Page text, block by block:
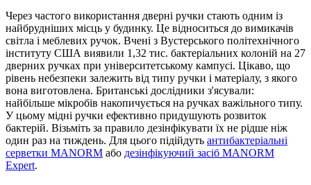
Через частого використання дверні ручки стають одним із
найбрудніших місць у будинку. Це відноситься до вимикачів
світла і меблевих ручок. Вчені з Вустерського політехнічного
інституту США виявили 1,32 тис. бактеріальних колоній на 27
дверних ручках при університетському кампусі. Цікаво, що
рівень небезпеки залежить від типу ручки і матеріалу, з якого
вона виготовлена. Британські дослідники з'ясували:
найбільше мікробів накопичується на ручках важільного типу.
У цьому мідні ручки ефективно придушують розвиток
бактерій. Візьміть за правило дезінфікувати їх не рідше ніж
один раз на тиждень. Для цього підійдуть антибактеріальні
серветки MANORM або дезінфікуючий засіб MANORM
Expert.